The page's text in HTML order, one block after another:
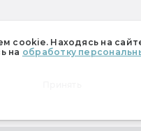
cookie. Находясь на
на обработку